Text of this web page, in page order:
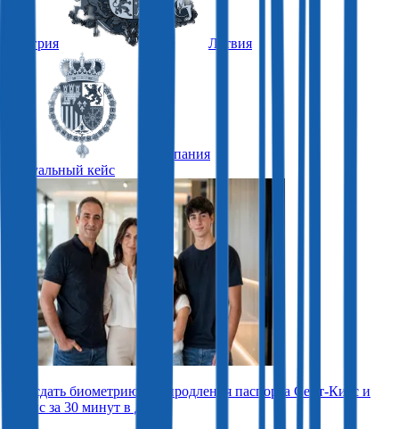
Венгрия Латвия
Испания
Актуальный кейс
Как сдать биометрию для продления паспорта Сент-Китс и
Невис за 30 минут в Дубае